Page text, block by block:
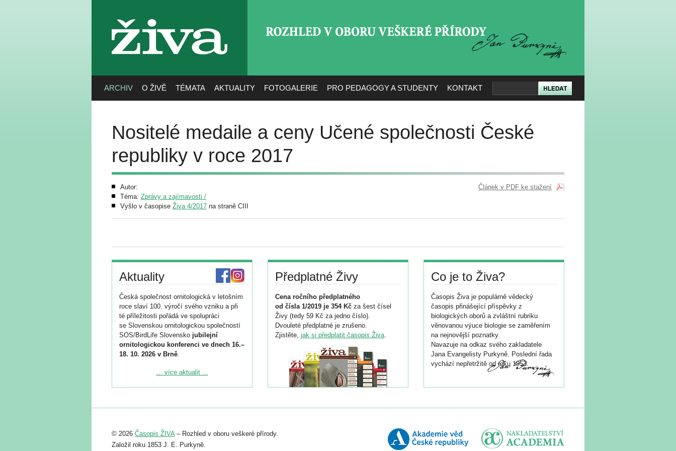
živa
ARCHIV O ŽIVĚ TÉMATA AKTUALITY FOTOGALERIE PRO PEDAGOGY A STUDENTY KONTAKT
Nositelé medaile a ceny Učené společnosti České
republiky v roce 2017
Autor:
Téma: Zprávy a zajímavosti /
Vyšlo v časopise Živa 4/2017 na straně CIII
Článek v PDF ke stažení
Aktuality
Česká společnost ornitologická v letošním
roce slaví 100. výročí svého vzniku a při
té příležitosti pořádá ve spolupráci
se Slovenskou ornitologickou společností
SOS/BirdLife Slovensko jubilejní
ornitologickou konferenci ve dnech 16.–
18. 10. 2026 v Brně.
Podrobnější informace ke konferenci
Registrovat se můžete do 6. září.
abstraktu přihlášené přednášky nebo
posteru je už 30. června.
... více aktualit ...
Předplatné Živy
Cena ročního předplatného
od čísla 1/2019 je 354 Kč za šest čísel
Živy (tedy 59 Kč za jedno číslo).
Dvouleté předplatné je zrušeno.
Zjistěte, jak si předplatit časopis Živa.
Co je to Živa?
Časopis Živa je populárně vědecký
časopis přinášející příspěvky z
biologických oborů a zvláštní rubriku
věnovanou výuce biologie se zaměřením
na nejnovější poznatky.
Navazuje na odkaz svého zakladatele
Jana Evangelisty Purkyně. Poslední řada
vychází nepřetržitě od roku 1953.
© 2026 Časopis ŽIVA– Rozhled v oboru veškeré přírody.
Založil roku 1853 J. E. Purkyně.